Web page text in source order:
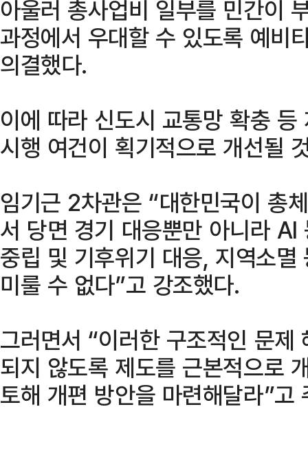
아울러 총사업비 일부를 민간이
과정에서 우대할 수 있도록 예비
의결했다.
이에 따라 신도시 교통망 확충
시행 여건이 획기적으로 개선될
임기근 2차관은 “대한민국이 총
서 당면 경기 대응뿐만 아니라
중립 및 기후위기 대응, 지역소
미룰 수 없다”고 강조했다.
그러면서 “이러한 구조적인 문
되지 않도록 제도를 근본적으로
토해 개편 방안을 마련해달라”고